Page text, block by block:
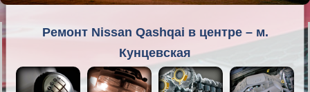
Ремонт Nissan Qashqai в центре – м.
Кунцевская